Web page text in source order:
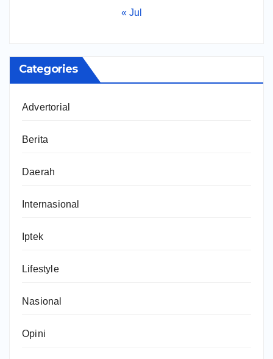
« Jul
Categories
Advertorial
Berita
Daerah
Internasional
Iptek
Lifestyle
Nasional
Opini